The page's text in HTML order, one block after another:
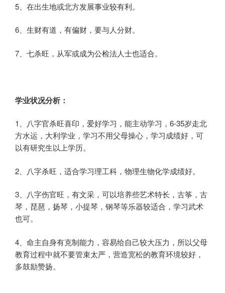
5、在出生地或北方发展事业较有利。
6、生财有道，有偏财，要与人分财。
7、七杀旺，从军或成为公检法人士也适合。
学业状况分析：
1、八字官杀旺喜印，爱好学习，能主动学习，6-35岁走北
方水运，大利学业，学习不用父母操心，学习成绩好，可
以有研究生以上学历。
2、八字杀旺，适合学习理工科，物理生物化学成绩好。
3、八字伤官旺，有文采，可以培养些艺术特长，古筝，古
琴，琵琶，扬琴，小提琴，钢琴等乐器较适合，学习武术
也可。
4、命主自身有克制能力，容易给自己较大压力，所以父母
教育过程中就不要管束太严，营造宽松的教育环境较好，
多鼓励赞扬。